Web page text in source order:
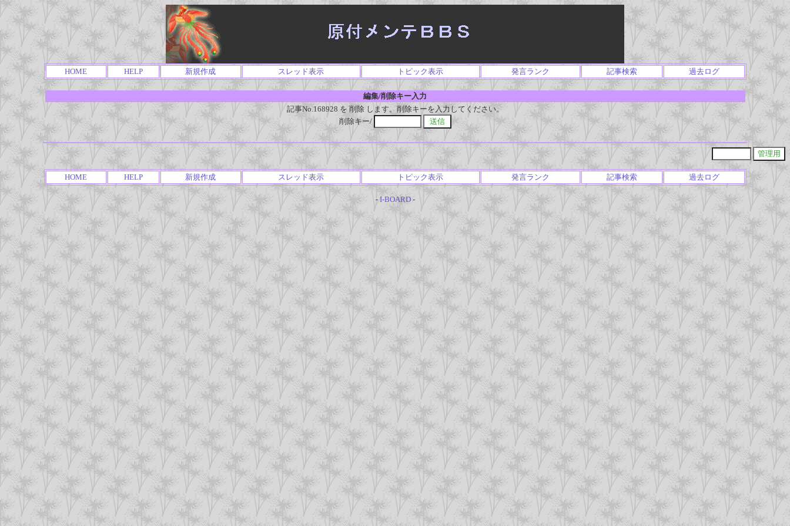
HOME HELP 新規作成 スレッド表示 トピック表示 発言ランク 記事検索 過去ログ
編集/削除キー入力
記事No.168928 を 削除 します。削除キーを入力してください。
削除キー/
HOME HELP 新規作成 スレッド表示 トピック表示 発言ランク 記事検索 過去ログ
- I-BOARD-